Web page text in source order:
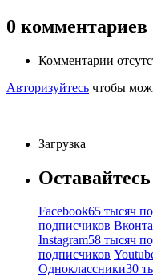
0 комментариев
Комментарии
Авторизуйтесь чтобы
Загрузка
Facebook65 тысяч
подписчиков
Instagram58 тысяч
подписчиков
Одноклассники30